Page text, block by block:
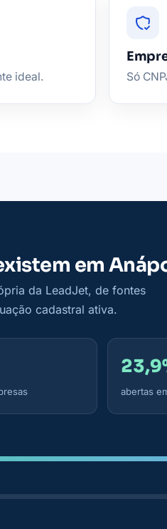
ideal. Só
em
da LeadJet, de fontes
cadastral ativa.
abertas